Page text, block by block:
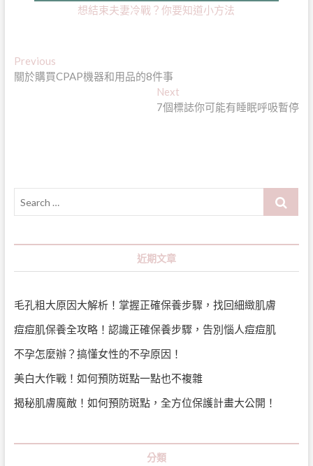
想結束夫妻冷戰？你要知道小方法
文
章
PreviousPrevious
post:
關於購買CPAP機器和用品的8件事
Next
post:
7個標誌你可能有睡眠呼吸暫停
Search
近期文章
毛孔粗大原因大解析！掌握正確保養步驟，找回細緻肌膚
痘痘肌保養全攻略！認識正確保養步驟，告別惱人痘痘肌
不孕怎麼辦？搞懂女性的不孕原因！
美白大作戰！如何預防斑點一點也不複雜
揭秘肌膚魔敵！如何預防斑點，全方位保護計畫大公開！
分類